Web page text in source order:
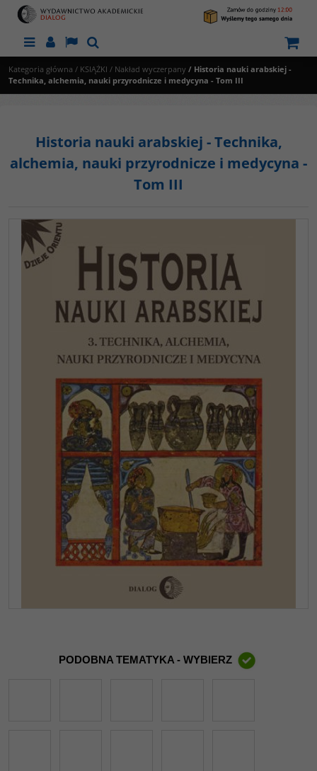
MenuPanelLangSzukaj
Kategoria główna / KSIĄŻKI / Nakład wyczerpany / Historia nauki arabskiej -
Technika, alchemia, nauki przyrodnicze i medycyna - Tom III
Historia nauki arabskiej - Technika,
alchemia, nauki przyrodnicze i medycyna -
Tom III
PODOBNA TEMATYKA - WYBIERZ